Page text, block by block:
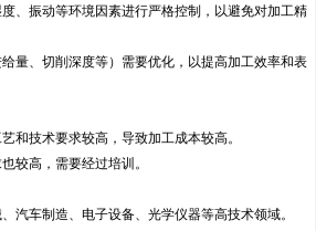
、振动等环境因素进行严格控制，以避免对加工精
量、切削深度等）需要优化，以提高加工效率和表
和技术要求较高，导致加工成本较高。
较高，需要经过培训。
汽车制造、电子设备、光学仪器等高技术领域。